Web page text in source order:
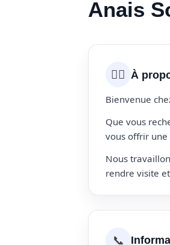
Anais
💇‍♀️ À
Bienvenue
Que vous
vous offrir
Nous
rendre visite
📞